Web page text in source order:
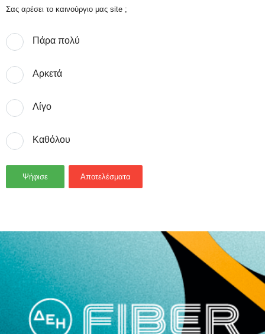
Σας αρέσει το καινούργιο μας site ;
Πάρα πολύ
Αρκετά
Λίγο
Καθόλου
Ψήφισε Αποτελέσματα
- Advertisement -